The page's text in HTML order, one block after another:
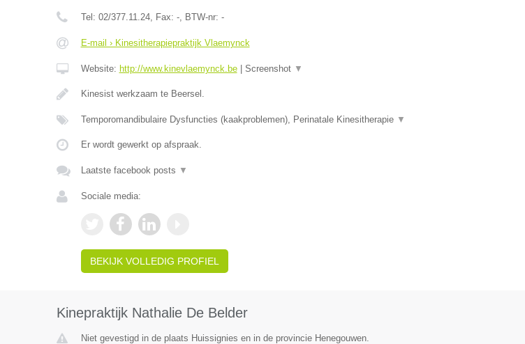
Tel: 02/377.11.24, Fax: -, BTW-nr: -
E-mail › Kinesitherapiepraktijk Vlaemynck
Website: http://www.kinevlaemynck.be| Screenshot ▼
Kinesist werkzaam te Beersel.
Temporomandibulaire Dysfuncties (kaakproblemen), Perinatale Kinesitherapie ▼
Er wordt gewerkt op afspraak.
Laatste facebook posts ▼
Sociale media:
BEKIJK VOLLEDIG PROFIEL
Kinepraktijk Nathalie De Belder
Niet gevestigd in de plaats Huissignies en in de provincie Henegouwen.